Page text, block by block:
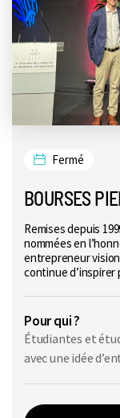
Fermé
BOURSES
Remises depuis
nommées en
entrepreneur
continue d’inspirer
Pour qui ?
Étudiantes et
avec une idée